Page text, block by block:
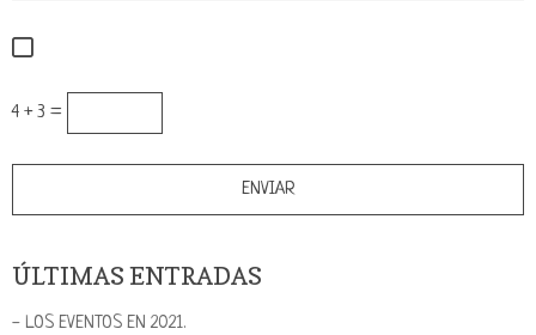
4 + 3 =
ÚLTIMAS ENTRADAS
- LOS EVENTOS EN 2021.